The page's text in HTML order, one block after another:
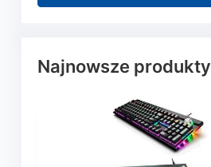
Najnowsze produkty